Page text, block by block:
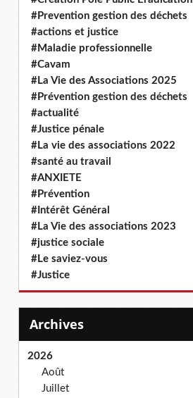
#Prevention gestion des déchets
#actions et justice
#Maladie professionnelle
#Cavam
#La Vie des Associations 2025
#Prévention gestion des déchets
#actualité
#Justice pénale
#La vie des associations 2022
#santé au travail
#ANXIETE
#Prévention
#Intérêt Général
#La Vie des associations 2023
#justice sociale
#Le saviez-vous
#Justice
Archives
2026
Août
Juillet